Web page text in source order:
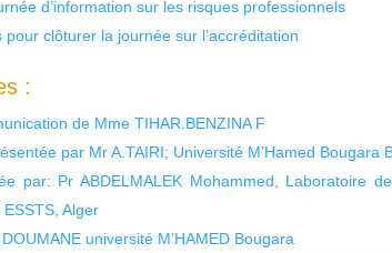
d’information sur les risques professionnels
clôturer la journée sur l’accréditation
:
de Mme TIHAR.BENZINA F
par Mr A.TAIRI; Université M’Hamed Bougara
par: Pr ABDELMALEK Mohammed, Laboratoire
Alger
université M’HAMED Bougara